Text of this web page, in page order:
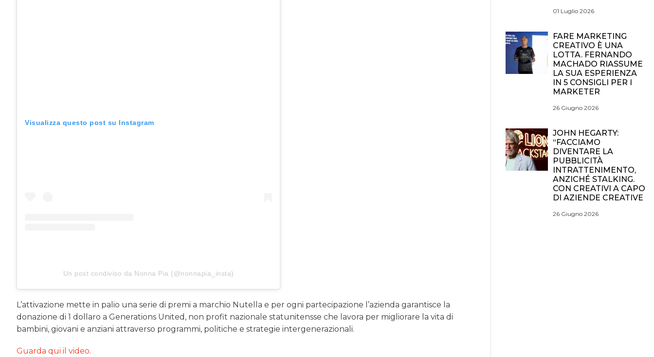
Visualizza questo post su Instagram
Un post condiviso da Nonna Pia (@nonnapia_insta)
L’attivazione mette in palio una serie di premi a marchio Nutella e per ogni partecipazione l’azienda garantisce la
donazione di 1 dollaro a Generations United, non profit nazionale statunitensse che lavora per migliorare la vita di
bambini, giovani e anziani attraverso programmi, politiche e strategie intergenerazionali.
Guarda qui il video.
01 Luglio 2026
FARE MARKETING
CREATIVO È UNA
LOTTA. FERNANDO
MACHADO RIASSUME
LA SUA ESPERIENZA
IN 5 CONSIGLI PER I
MARKETER
26 Giugno 2026
JOHN HEGARTY:
“FACCIAMO
DIVENTARE LA
PUBBLICITÀ
INTRATTENIMENTO,
ANZICHÉ STALKING.
CON CREATIVI A CAPO
DI AZIENDE CREATIVE
26 Giugno 2026